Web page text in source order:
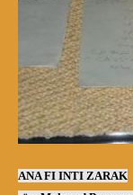
ANA FI INTI ZARAK